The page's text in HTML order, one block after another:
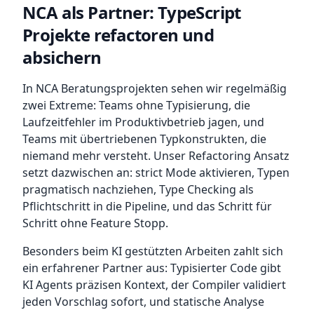
NCA als Partner: TypeScript
Projekte refactoren und
absichern
In NCA Beratungsprojekten sehen wir regelmäßig
zwei Extreme: Teams ohne Typisierung, die
Laufzeitfehler im Produktivbetrieb jagen, und
Teams mit übertriebenen Typkonstrukten, die
niemand mehr versteht. Unser Refactoring Ansatz
setzt dazwischen an: strict Mode aktivieren, Typen
pragmatisch nachziehen, Type Checking als
Pflichtschritt in die Pipeline, und das Schritt für
Schritt ohne Feature Stopp.
Besonders beim KI gestützten Arbeiten zahlt sich
ein erfahrener Partner aus: Typisierter Code gibt
KI Agents präzisen Kontext, der Compiler validiert
jeden Vorschlag sofort, und statische Analyse